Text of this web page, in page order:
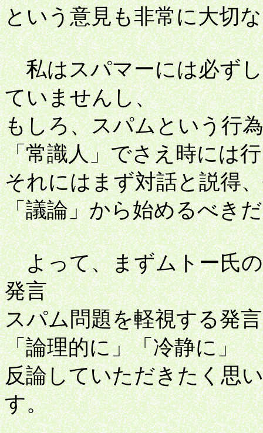
という意見も非常に大切
私はスパマーには必ずし
ていませんし、
もしろ、スパムという行
「常識人」でさえ時には
それにはまず対話と説得
「議論」から始めるべき
よって、まずムトー氏の
発言
スパム問題を軽視する発
「論理的に」「冷静に」
反論していただきたく思
す。